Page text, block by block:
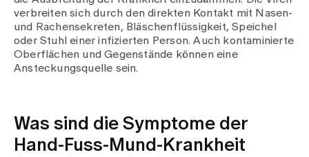
verbreiten sich durch den direkten Kontakt mit Nasen-
und Rachensekreten, Bläschenflüssigkeit, Speichel
oder Stuhl einer infizierten Person. Auch kontaminierte
Oberflächen und Gegenstände können eine
Ansteckungsquelle sein.
Was sind die Symptome der
Hand-Fuss-Mund-Krankheit